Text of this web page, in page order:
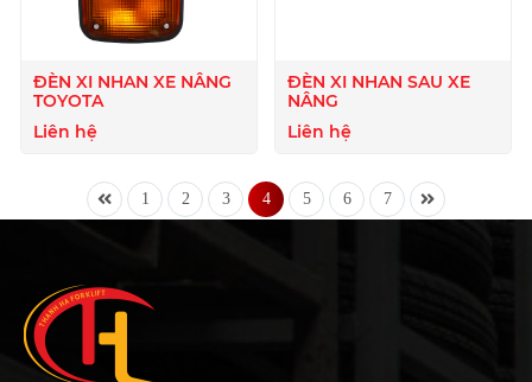
ĐÈN XI NHAN XE NÂNG
TOYOTA
Liên hệ
ĐÈN XI NHAN SAU XE
NÂNG
Liên hệ
1 2 3 4 5 6 7